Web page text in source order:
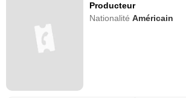
Producteur
NationalitéAméricain